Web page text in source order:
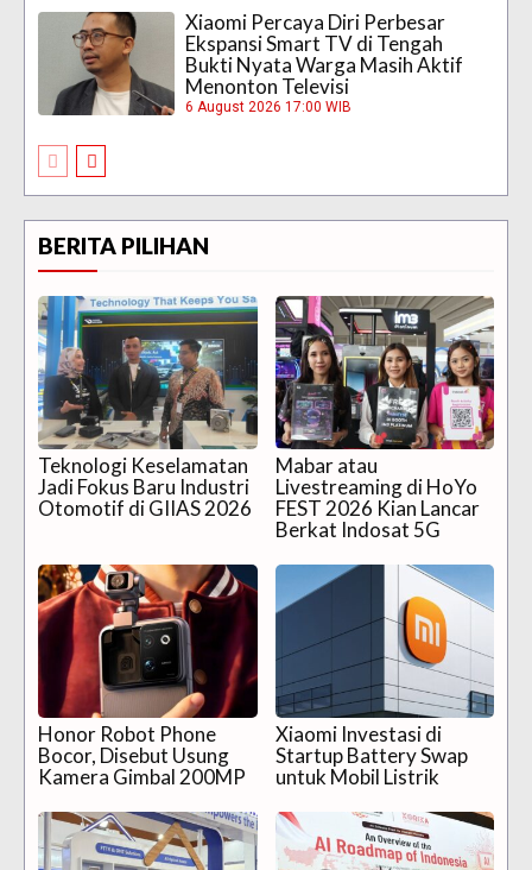
Xiaomi Percaya Diri Perbesar
Ekspansi Smart TV di Tengah
Bukti Nyata Warga Masih Aktif
Menonton Televisi
6 August 2026 17:00 WIB
BERITA PILIHAN
Teknologi Keselamatan
Jadi Fokus Baru Industri
Otomotif di GIIAS 2026
Mabar atau
Livestreaming di HoYo
FEST 2026 Kian Lancar
Berkat Indosat 5G
Honor Robot Phone
Bocor, Disebut Usung
Kamera Gimbal 200MP
Xiaomi Investasi di
Startup Battery Swap
untuk Mobil Listrik